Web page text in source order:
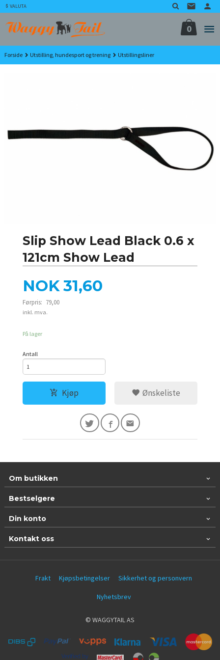
Gå
til
innholdet
VALUTA
0
Forside Utstilling, hundesport og trening Utstillingsliner
Slip Show Lead Black 0.6 x
121cm Show Lead
Tilbud
NOK31,60
Førpris: 79,00
Rabatt
inkl. mva.
På lager
Antall
Kjøp Ønskeliste
Om butikken
Bestselgere
Din konto
Kontakt oss
Frakt Kjøpsbetingelser Sikkerhet og personvern
Nyhetsbrev
© WAGGYTAIL AS